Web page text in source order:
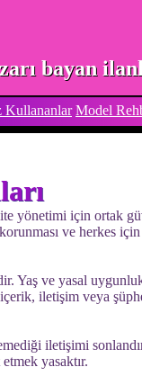
bayan
Kullananlar Model
yönetimi için ortak
ve herkes
Yaş ve yasal
iletişim veya
iletişimi
yasaktır.